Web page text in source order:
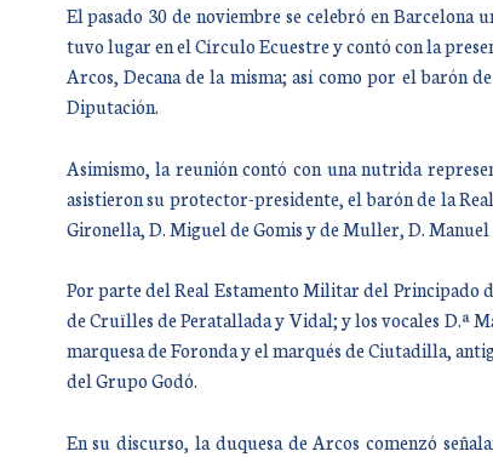
El pasado 30 de noviembre se celebró en
tuvo lugar en el Círculo Ecuestre y contó con la
Arcos, Decana de la misma; así como por el barón
Diputación.
Asimismo, la reunión contó con una nutrida
asistieron su protector-presidente, el barón de la
Gironella, D. Miguel de Gomis y de Muller, D. Manuel
Por parte del Real Estamento Militar del Principado
de Cruïlles de Peratallada y Vidal; y los vocales D.ª
marquesa de Foronda y el marqués de Ciutadilla,
del Grupo Godó.
En su discurso, la duquesa de Arcos comenzó